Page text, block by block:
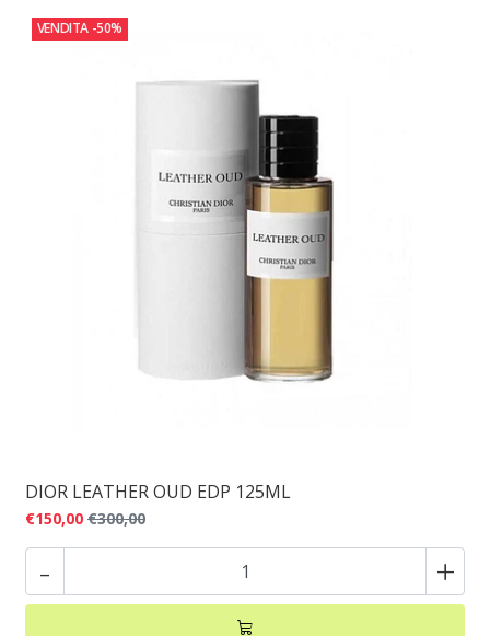
VENDITA -50%
DIOR LEATHER OUD EDP 125ML
€150,00 €300,00
- +